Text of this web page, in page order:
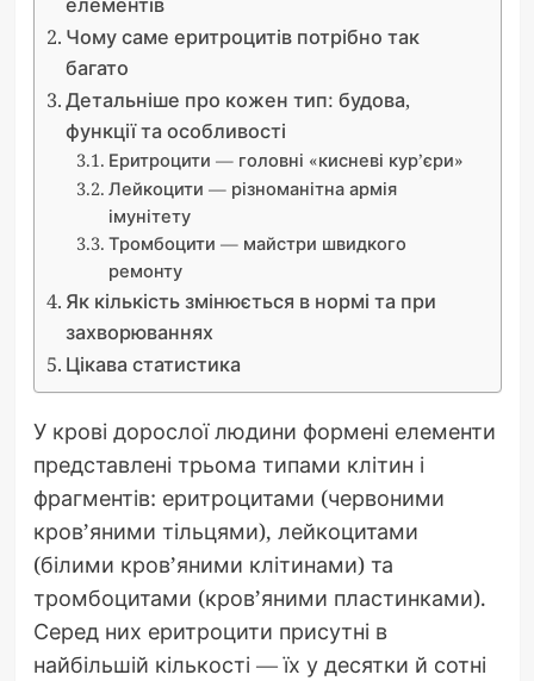
Чому саме еритроцитів потрібно так
багато
Детальніше про кожен тип: будова,
функції та особливості
Еритроцити — головні «кисневі кур’єри»
Лейкоцити — різноманітна армія
імунітету
Тромбоцити — майстри швидкого
ремонту
Як кількість змінюється в нормі та при
захворюваннях
Цікава статистика
У крові дорослої людини формені елементи
представлені трьома типами клітин і
фрагментів: еритроцитами (червоними
кров’яними тільцями), лейкоцитами
(білими кров’яними клітинами) та
тромбоцитами (кров’яними пластинками).
Серед них еритроцити присутні в
найбільшій кількості — їх у десятки й сотні